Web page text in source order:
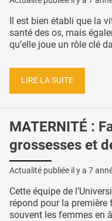
Il est bien établi que la
santé des os, mais
qu’elle joue un rôle clé
LIRE LA SUITE
MATERNITÉ :
grossesses et
Actualité publiée il y a 7
Cette équipe de
répond pour la
souvent les femmes en